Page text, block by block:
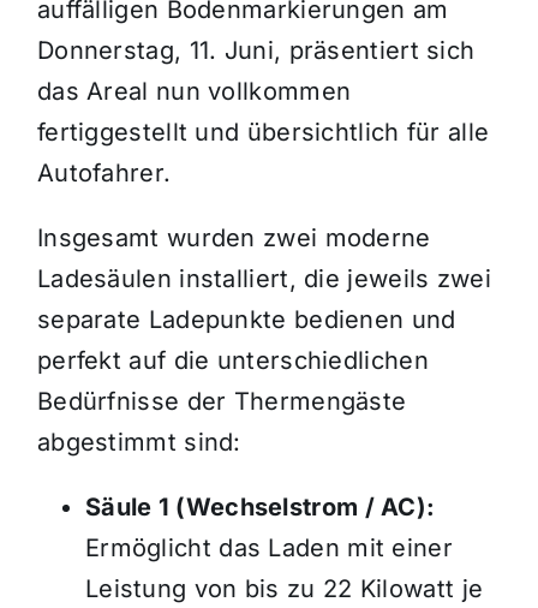
auffälligen Bodenmarkierungen am
Donnerstag, 11. Juni, präsentiert sich
das Areal nun vollkommen
fertiggestellt und übersichtlich für alle
Autofahrer.
Insgesamt wurden zwei moderne
Ladesäulen installiert, die jeweils zwei
separate Ladepunkte bedienen und
perfekt auf die unterschiedlichen
Bedürfnisse der Thermengäste
abgestimmt sind:
Säule 1 (Wechselstrom / AC):
Ermöglicht das Laden mit einer
Leistung von bis zu 22 Kilowatt je